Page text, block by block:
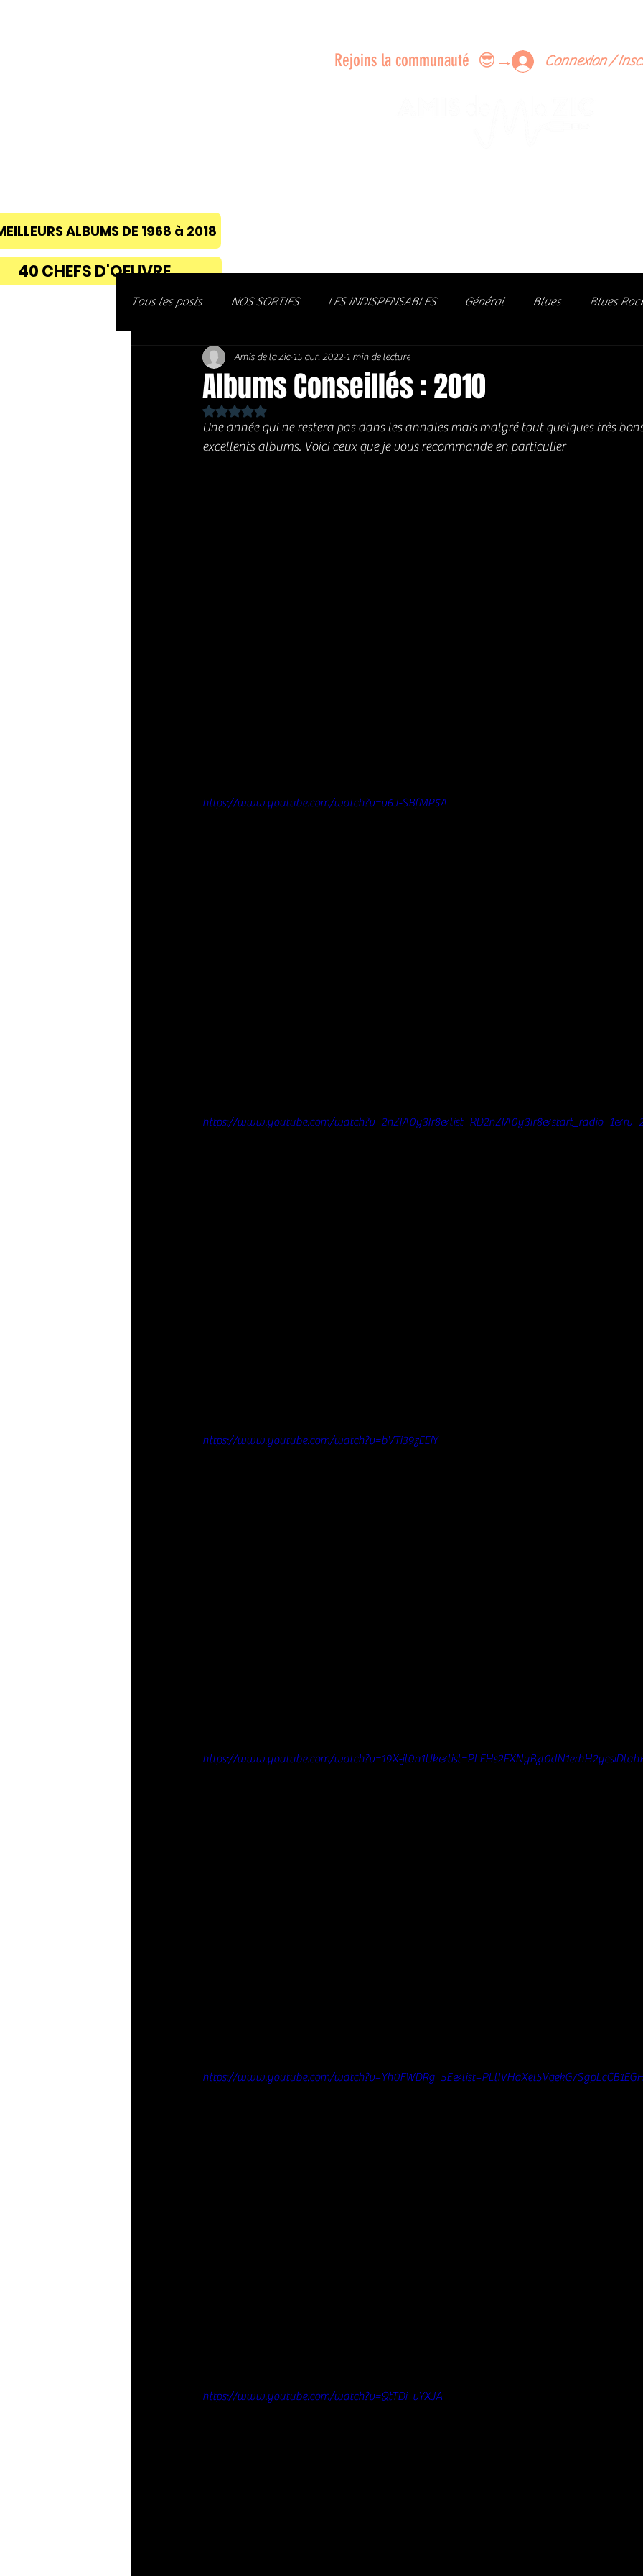
Connexion /
ALBUMS DE 1968 à 2018
Découvrez des artistes, vibrez aux concerts et rejoignez une
Rejoins la communauté 😎→
40 CHEFS D'OEUVRE
Tous les posts NOS SORTIES LES INDISPENSABLES Général Blues Blues
Soft Rock / Folk Jazz Soul / Funk / Rhythm Blues
Country / Americana
Albums Conseillés : 2010
Amis de la Zic 15 avr. 2022 1 min de lecture
Noté NaN étoiles sur 5.
Une année qui ne restera pas dans les annales mais malgré tout quelques très
excellents albums. Voici ceux que je vous recommande en particulier
https://www.youtube.com/watch?v=v6J-SBfMP5A
https://www.youtube.com/
https://www.youtube.com/watch?v=bVTi39zEEiY
https://www.youtube.com/watch?v=19X-
https://www.youtube.com/
https://www.youtube.com/watch?v=QtTDi_vYXJA